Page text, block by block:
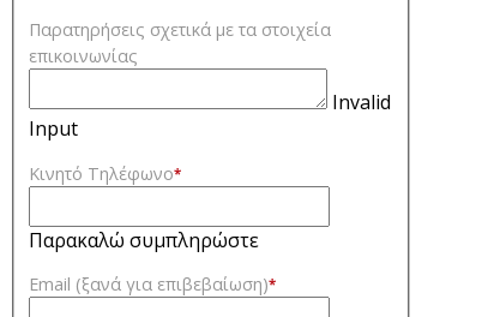
Παρατηρήσεις σχετικά με τα στοιχεία
επικοινωνίας
Invalid
Input
Κινητό Τηλέφωνο*
Παρακαλώ συμπληρώστε
Email (ξανά για επιβεβαίωση)*